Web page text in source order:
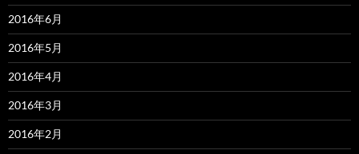
2016年6月
2016年5月
2016年4月
2016年3月
2016年2月